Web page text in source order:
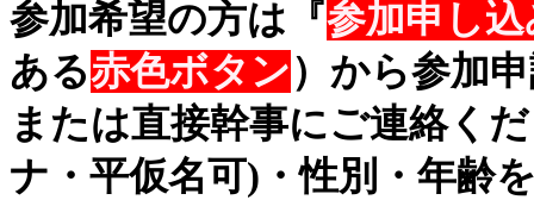
参加希望の方は『参加申し込
ある赤色ボタン）から参加
または直接幹事にご連絡く
ナ・平仮名可)・性別・年齢